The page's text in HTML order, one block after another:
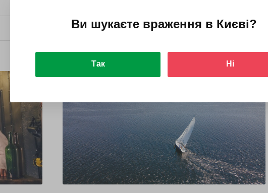
Купити для себе Подарувати
Ви шукаєте враження в Києві?
Так Ні